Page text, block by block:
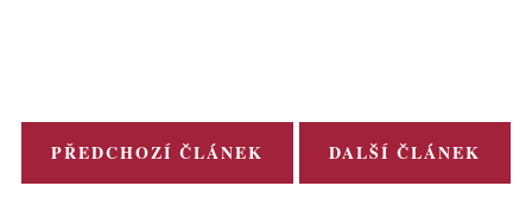
PŘEDCHOZÍ ČLÁNEK DALŠÍ ČLÁNEK